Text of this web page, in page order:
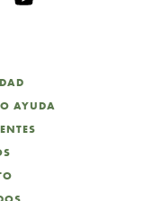
AYUDA